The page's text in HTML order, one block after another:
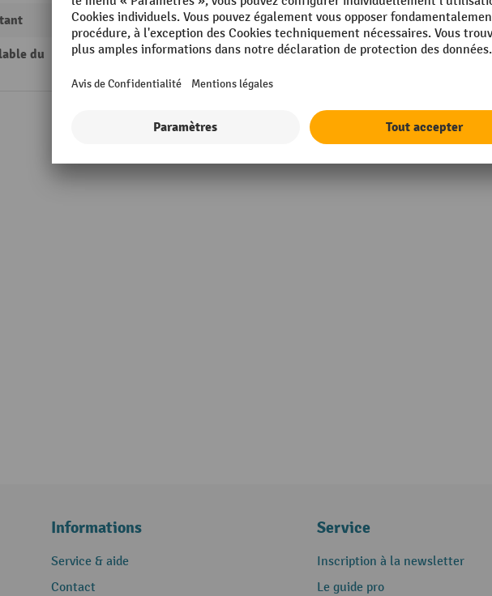
non
du
non
Rouleaux
Afficher tous les détails techniques
Informations
Service & aide
Contact
Service
Inscription à la newsletter
Le guide pro